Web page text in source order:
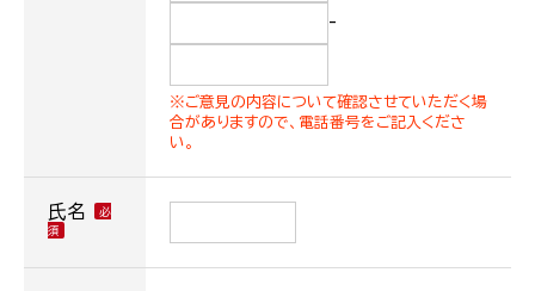
-
※ご意見の内容について確認させていただく場
合がありますので、電話番号をご記入くださ
い。
氏名